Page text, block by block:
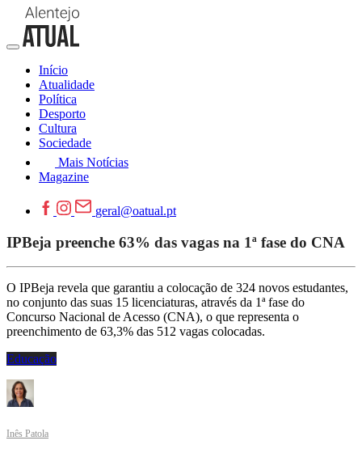
Início
Atualidade
Política
Desporto
Cultura
Sociedade
Mais Notícias
Magazine
geral@oatual.pt
IPBeja preenche 63% das vagas na 1ª fase do CNA
O IPBeja revela que garantiu a colocação de 324 novos estudantes,
no conjunto das suas 15 licenciaturas, através da 1ª fase do
Concurso Nacional de Acesso (CNA), o que representa o
preenchimento de 63,3% das 512 vagas colocadas.
Educação
Inês Patola